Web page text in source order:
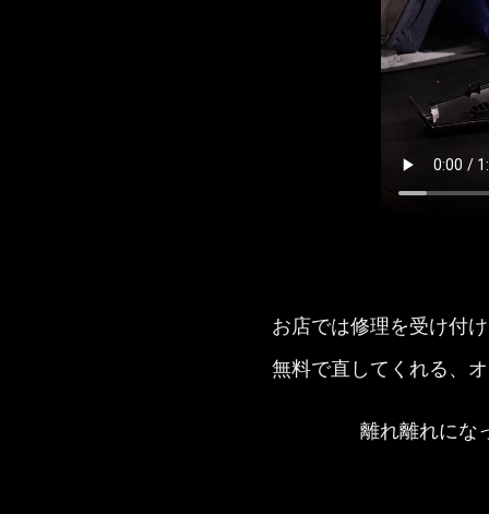
お店では修理を受け付
無料で直してくれる、
離れ離れにな